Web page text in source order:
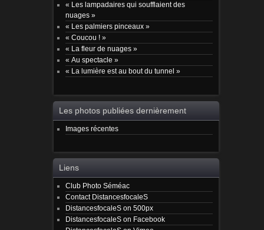
« Les lampadaires qui soufflaient des
nuages »
« Les palmiers pinceaux »
« Coucou ! »
« La fleur de nuages »
« Au spectacle »
« La lumière est au bout du tunnel »
Les photos publiées dernièrement
Images récentes
Liens
Club Photo Séméac
Contact DistancesfocaleS
DistancesfocaleS on 500px
DistancesfocaleS on Facebook